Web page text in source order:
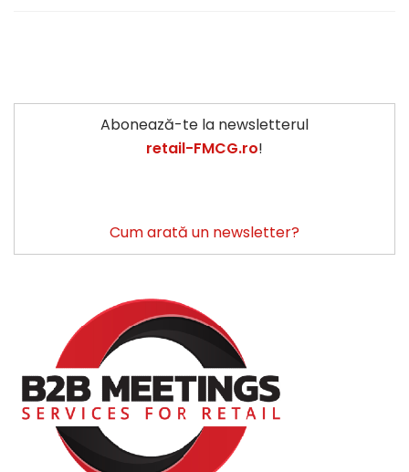
Abonează-te la newsletterul
retail-FMCG.ro!
Cum arată un newsletter?